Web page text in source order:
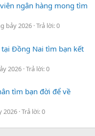
ngân hàng mong tìm
bảy 2026 Trả lời: 0
Đồng Nai tìm bạn kết
2026 Trả lời: 0
tìm bạn đời để về
2026 Trả lời: 0